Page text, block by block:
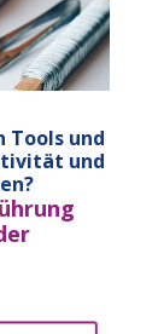
Tools und
und